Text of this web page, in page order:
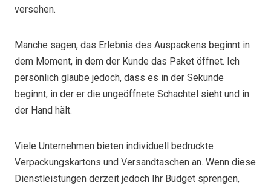
versehen.
Manche sagen, das Erlebnis des Auspackens beginnt in
dem Moment, in dem der Kunde das Paket öffnet. Ich
persönlich glaube jedoch, dass es in der Sekunde
beginnt, in der er die ungeöffnete Schachtel sieht und in
der Hand hält.
Viele Unternehmen bieten individuell bedruckte
Verpackungskartons und Versandtaschen an. Wenn diese
Dienstleistungen derzeit jedoch Ihr Budget sprengen,